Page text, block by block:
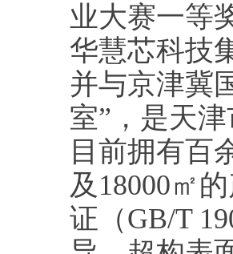
业大赛一等
华慧芯科技
并与京津冀
室”，是天
目前拥有百
及18000㎡
证（GB/T